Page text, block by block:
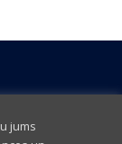
jums